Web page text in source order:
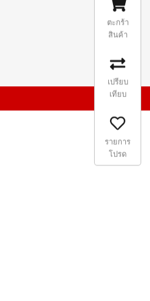
ตะกร้า
สินค้า
เปรียบ
เทียบ
รายการ
โปรด